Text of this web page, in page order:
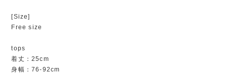
[Size]
Free size
tops
着丈：25cm
身幅：76-92cm